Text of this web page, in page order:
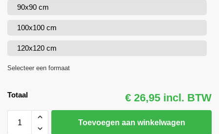
90x90 cm
100x100 cm
120x120 cm
Selecteer een formaat
Totaal € 26,95 incl. BTW
Toevoegen aan winkelwagen